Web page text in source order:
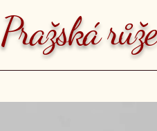
Pražská růže